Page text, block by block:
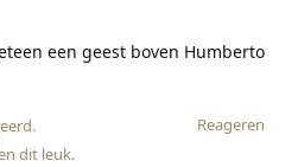
een geest boven Humberto
Reageren
.
dit leuk.